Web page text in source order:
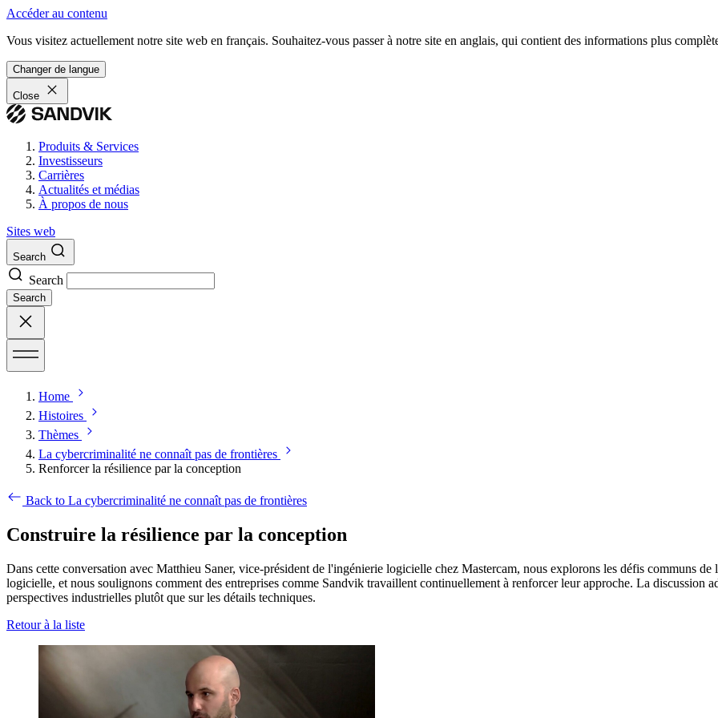
Accéder au contenu
Vous visitez actuellement notre site web en français. Souhaitez-vous passer à notre site en anglais, qui contient des informations plus
Changer de langue
Close
Produits & Services
Investisseurs
Carrières
Actualités et médias
À propos de nous
Sites web
Search
Search
Search
Home
Histoires
Thèmes
La cybercriminalité ne connaît pas de frontières
Renforcer la résilience par la conception
Back to La cybercriminalité ne connaît pas de frontières
Construire la résilience par la conception
Dans cette conversation avec Matthieu Saner, vice-président de l'ingénierie logicielle chez Mastercam, nous explorons les défis communs
logicielle, et nous soulignons comment des entreprises comme Sandvik travaillent continuellement à renforcer leur approche. La discussion
perspectives industrielles plutôt que sur les détails techniques.
Retour à la liste